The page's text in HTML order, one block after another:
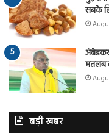
सबके
मतलब
बड़ी खबर